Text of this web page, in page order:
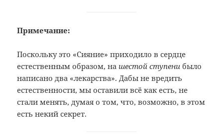
Примечание:
Поскольку это «Сияние» приходило в сердце
естественным образом, на шестой ступени было
написано два «лекарства». Дабы не вредить
естественности, мы оставили всё как есть, не
стали менять, думая о том, что, возможно, в этом
есть некий секрет.